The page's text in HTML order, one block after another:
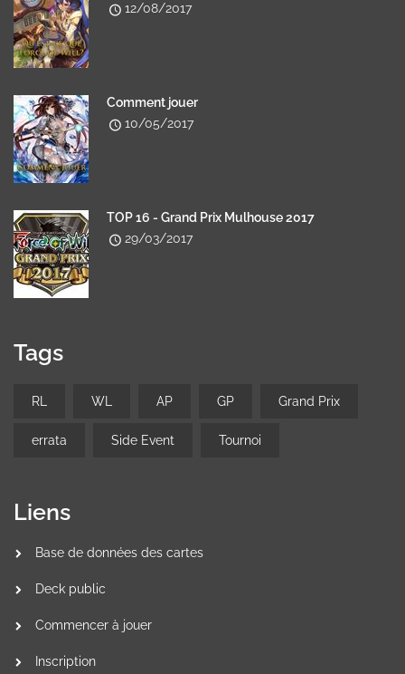
12/08/2017
Comment jouer
10/05/2017
TOP 16 - Grand Prix Mulhouse 2017
29/03/2017
Tags
RL WL AP GP Grand Prix
errata Side Event Tournoi
Liens
Base de données des cartes
Deck public
Commencer à jouer
Inscription